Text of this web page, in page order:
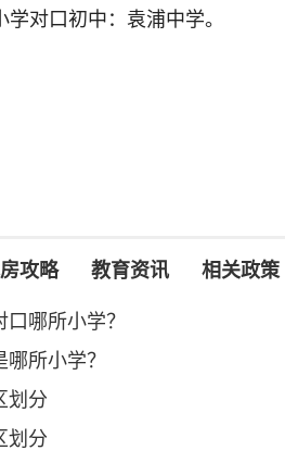
学对口初中：袁浦中学。
攻略 教育资讯 相关政策
哪所小学？
所小学？
划分
划分